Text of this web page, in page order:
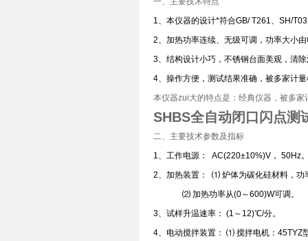
1、本仪器的设计*符合GB/ T261、SH/
2、加热功率连续、无级可调，功率大小
3、结构设计小巧，不锈钢台面美观，清
4、操作方便，测试结果准确，被多家计
本仪器zui大的特点是：经典仪器，被多
SHBS全自动闭口闪点测
二、主要技术参数及指标
1、工作电源： AC(220±10%)V，
2、加热装置： ⑴ 炉体为碳化硅材料，功
⑵ 加热功率从(0～600)W可调。
3、试样升温速率： (1～12)℃/分。
4、电动搅拌装置： ⑴ 搅拌电机：45TYZ